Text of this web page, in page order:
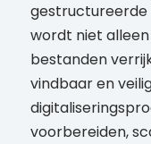
gestructureerde
wordt niet
bestanden
vindbaar en
voorbereiden,